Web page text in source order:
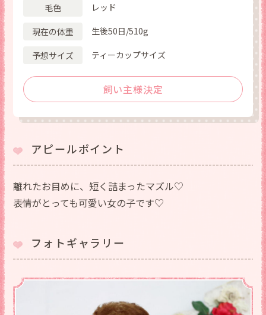
毛色 レッド
現在の体重 生後50日/510g
予想サイズ ティーカップサイズ
飼い主様決定
アピールポイント
離れたお目めに、短く詰まったマズル♡
表情がとっても可愛い女の子です♡
フォトギャラリー